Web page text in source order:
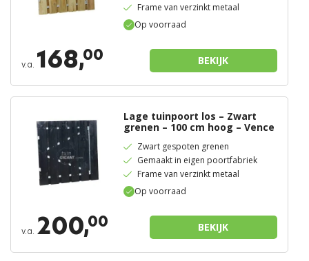
Op voorraad
Frame van verzinkt metaal
v.a. 168,00 BEKIJK
Op voorraad
Lage tuinpoort los – Zwart
grenen – 100 cm hoog – Vence
Zwart gespoten grenen
Gemaakt in eigen poortfabriek
Frame van verzinkt metaal
v.a. 200,00 BEKIJK